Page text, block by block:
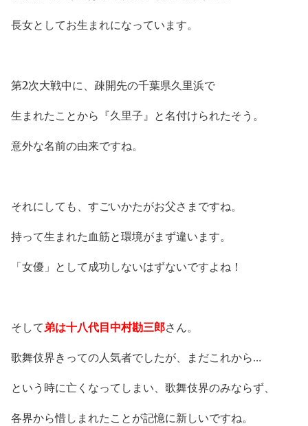
長女としてお生まれになっています。
第2次大戦中に、疎開先の千葉県久里浜で
生まれたことから『久里子』と名付けられたそう。
意外な名前の由来ですね。
それにしても、すごいかたがお父さまですね。
持って生まれた血筋と環境がまず違います。
「女優」として成功しないはずないですよね！
そして 弟は十八代目中村勘三郎さん。
歌舞伎界きっての人気者でしたが、まだこれから…
という時に亡くなってしまい、歌舞伎界のみならず、
各界から惜しまれたことが記憶に新しいですね。